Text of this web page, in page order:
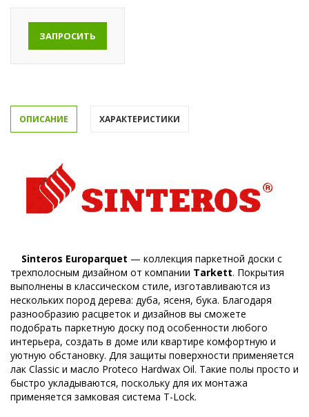
ЗАПРОСИТЬ
ОПИСАНИЕ ХАРАКТЕРИСТИКИ
Sinteros Europarquet — коллекция паркетной доски с
трехполосным дизайном от компании Tarkett. Покрытия
выполнены в классическом стиле, изготавливаются из
нескольких пород дерева: дуба, ясеня, бука. Благодаря
разнообразию расцветок и дизайнов вы сможете
подобрать паркетную доску под особенности любого
интерьера, создать в доме или квартире комфортную и
уютную обстановку. Для защиты поверхности применяется
лак Classic и масло Proteco Hardwax Oil. Такие полы просто и
быстро укладываются, поскольку для их монтажа
применяется замковая система T-Lock.